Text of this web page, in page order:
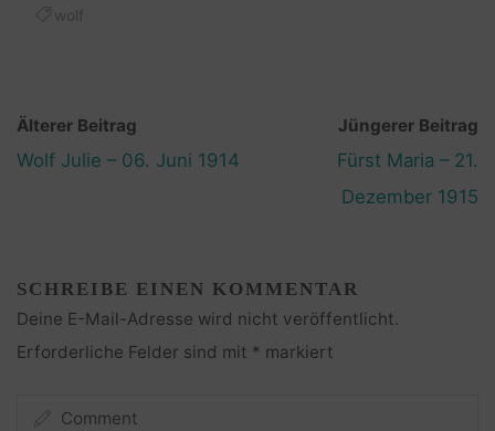
wolf
Älterer Beitrag
Wolf Julie – 06. Juni 1914
Jüngerer Beitrag
Fürst Maria – 21.
Dezember 1915
SCHREIBE EINEN KOMMENTAR
Deine E-Mail-Adresse wird nicht veröffentlicht.
Erforderliche Felder sind mit * markiert